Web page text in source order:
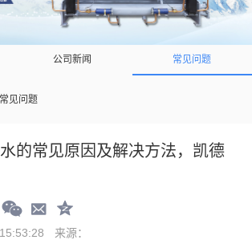
公司新闻 常见问题
常见问题
的常见原因及解决方法，凯德
来源：